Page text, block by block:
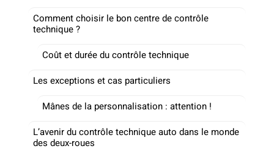
Comment choisir le bon centre de contrôle
technique ?
Coût et durée du contrôle technique
Les exceptions et cas particuliers
Mânes de la personnalisation : attention !
L’avenir du contrôle technique auto dans le monde
des deux-roues